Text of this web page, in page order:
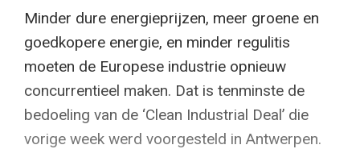
Minder dure energieprijzen, meer groene en
goedkopere energie, en minder regulitis
moeten de Europese industrie opnieuw
concurrentieel maken. Dat is tenminste de
bedoeling van de ‘Clean Industrial Deal’ die
vorige week werd voorgesteld in Antwerpen.